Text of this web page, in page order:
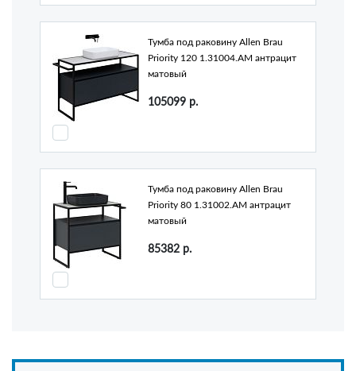
Тумба под раковину Allen Brau
Priority 120 1.31004.AM антрацит
матовый
105099 р.
Тумба под раковину Allen Brau
Priority 80 1.31002.AM антрацит
матовый
85382 р.